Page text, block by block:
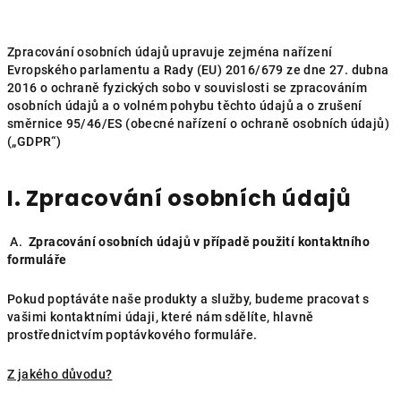
Zpracování osobních údajů upravuje zejména nařízení
Evropského parlamentu a Rady (EU) 2016/679 ze dne 27. dubna
2016 o ochraně fyzických sobo v souvislosti se zpracováním
osobních údajů a o volném pohybu těchto údajů a o zrušení
směrnice 95/46/ES (obecné nařízení o ochraně osobních údajů)
(„GDPR“)
I. Zpracování osobních údajů
A. Zpracování osobních údajů v případě použití kontaktního
formuláře
Pokud poptáváte naše produkty a služby, budeme pracovat s
vašimi kontaktními údaji, které nám sdělíte, hlavně
prostřednictvím poptávkového formuláře.
Z jakého důvodu?